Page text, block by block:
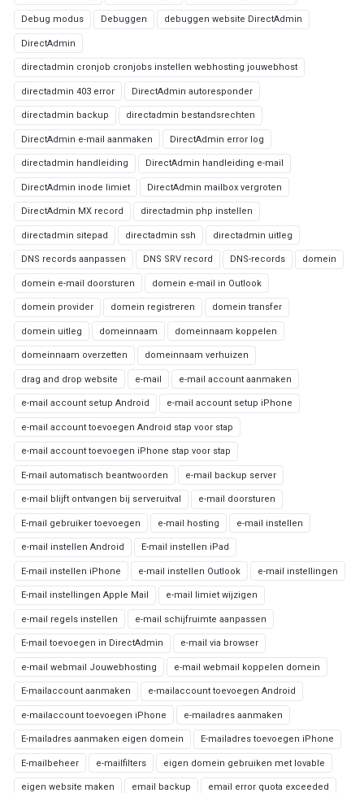
Debug modus Debuggen debuggen website DirectAdmin
DirectAdmin
directadmin cronjob cronjobs instellen webhosting jouwebhost
directadmin 403 error DirectAdmin autoresponder
directadmin backup directadmin bestandsrechten
DirectAdmin e-mail aanmaken DirectAdmin error log
directadmin handleiding DirectAdmin handleiding e-mail
DirectAdmin inode limiet DirectAdmin mailbox vergroten
DirectAdmin MX record directadmin php instellen
directadmin sitepad directadmin ssh directadmin uitleg
DNS records aanpassen DNS SRV record DNS-records domein
domein e-mail doorsturen domein e-mail in Outlook
domein provider domein registreren domein transfer
domein uitleg domeinnaam domeinnaam koppelen
domeinnaam overzetten domeinnaam verhuizen
drag and drop website e-mail e-mail account aanmaken
e-mail account setup Android e-mail account setup iPhone
e-mail account toevoegen Android stap voor stap
e-mail account toevoegen iPhone stap voor stap
E-mail automatisch beantwoorden e-mail backup server
e-mail blijft ontvangen bij serveruitval e-mail doorsturen
E-mail gebruiker toevoegen e-mail hosting e-mail instellen
e-mail instellen Android E-mail instellen iPad
E-mail instellen iPhone e-mail instellen Outlook e-mail instellingen
E-mail instellingen Apple Mail e-mail limiet wijzigen
e-mail regels instellen e-mail schijfruimte aanpassen
E-mail toevoegen in DirectAdmin e-mail via browser
e-mail webmail Jouwebhosting e-mail webmail koppelen domein
E-mailaccount aanmaken e-mailaccount toevoegen Android
e-mailaccount toevoegen iPhone e-mailadres aanmaken
E-mailadres aanmaken eigen domein E-mailadres toevoegen iPhone
E-mailbeheer e-mailfilters eigen domein gebruiken met lovable
eigen website maken email backup email error quota exceeded